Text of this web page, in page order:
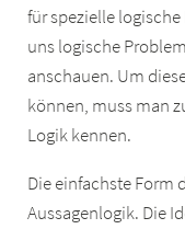
für spezielle
uns logische
anschauen. Um
können, muss man
Logik kennen.
Die einfachste Form
Aussagenlogik. Die